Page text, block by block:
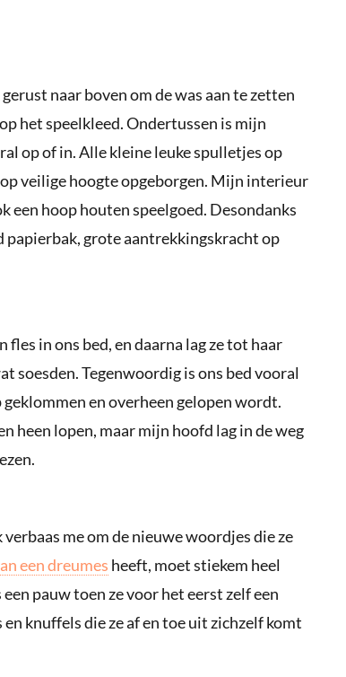
naar boven om de was aan te zetten
het speelkleed. Ondertussen is mijn
op of in. Alle kleine leuke spulletjes op
veilige hoogte opgeborgen. Mijn interieur
een hoop houten speelgoed. Desondanks
papierbak, grote aantrekkingskracht op
in ons bed, en daarna lag ze tot haar
soesden. Tegenwoordig is ons bed vooral
en overheen gelopen wordt.
heen lopen, maar mijn hoofd lag in de weg
me om de nieuwe woordjes die ze
een dreumes heeft, moet stiekem heel
pauw toen ze voor het eerst zelf een
knuffels die ze af en toe uit zichzelf komt